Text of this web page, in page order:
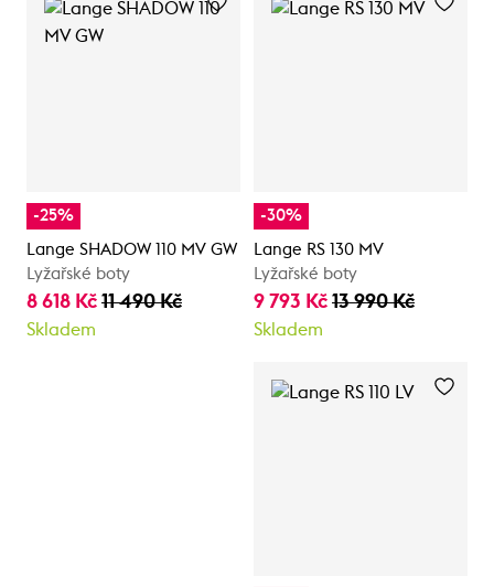
-25%
Lange SHADOW 110 MV GW
Lyžařské boty
8 618 Kč 11 490 Kč
Skladem
-30%
Lange RS 130 MV
Lyžařské boty
9 793 Kč 13 990 Kč
Skladem